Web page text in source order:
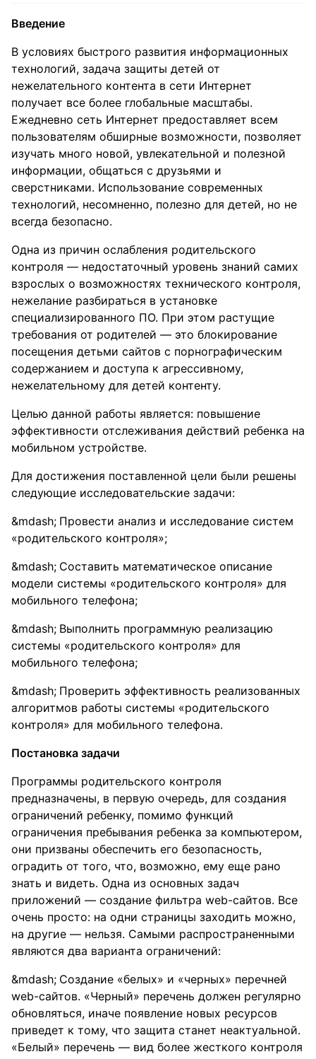
Введение
В условиях быстрого развития информационных
технологий, задача защиты детей от
нежелательного контента в сети Интернет
получает все более глобальные масштабы.
Ежедневно сеть Интернет предоставляет всем
пользователям обширные возможности, позволяет
изучать много новой, увлекательной и полезной
информации, общаться с друзьями и
сверстниками. Использование современных
технологий, несомненно, полезно для детей, но не
всегда безопасно.
Одна из причин ослабления родительского
контроля — недостаточный уровень знаний самих
взрослых о возможностях технического контроля,
нежелание разбираться в установке
специализированного ПО. При этом растущие
требования от родителей — это блокирование
посещения детьми сайтов с порнографическим
содержанием и доступа к агрессивному,
нежелательному для детей контенту.
Целью данной работы является: повышение
эффективности отслеживания действий ребенка на
мобильном устройстве.
Для достижения поставленной цели были решены
следующие исследовательские задачи:
Провести анализ и исследование систем
«родительского контроля»;
Составить математическое описание
модели системы «родительского контроля» для
мобильного телефона;
Выполнить программную реализацию
системы «родительского контроля» для
мобильного телефона;
Проверить эффективность реализованных
алгоритмов работы системы «родительского
контроля» для мобильного телефона.
Постановка задачи
Программы родительского контроля
предназначены, в первую очередь, для создания
ограничений ребенку, помимо функций
ограничения пребывания ребенка за компьютером,
они призваны обеспечить его безопасность,
оградить от того, что, возможно, ему еще рано
знать и видеть. Одна из основных задач
приложений — создание фильтра web-сайтов. Все
очень просто: на одни страницы заходить можно,
на другие — нельзя. Самыми распространенными
являются два варианта ограничений:
Создание «белых» и «черных» перечней
web-сайтов. «Черный» перечень должен регулярно
обновляться, иначе появление новых ресурсов
приведет к тому, что защита станет неактуальной.
«Белый» перечень — вид более жесткого контроля